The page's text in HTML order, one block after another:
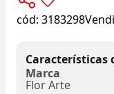
cód: 3183298
Características
Marca
Flor Arte